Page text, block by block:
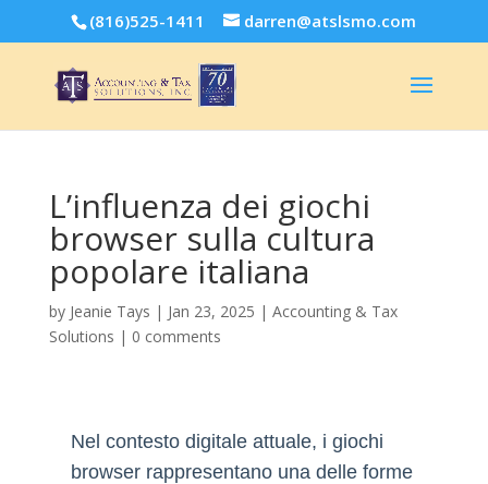
(816)525-1411 darren@atslsmo.com
L’influenza dei giochi
browser sulla cultura
popolare italiana
by Jeanie Tays | Jan 23, 2025 | Accounting & Tax
Solutions | 0 comments
Nel contesto digitale attuale, i giochi
browser rappresentano una delle forme